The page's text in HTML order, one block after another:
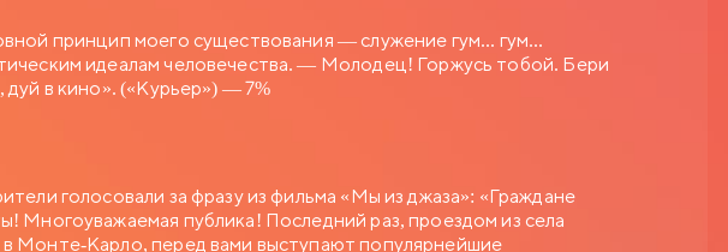
принцип моего существования — служение гум... гум...
идеалам человечества. — Молодец! Горжусь тобой. Бери
дуй в кино». («Курьер») — 7%
голосовали за фразу из фильма «Мы из джаза»: «Граждане
Многоуважаемая публика! Последний раз, проездом из села
Монте-Карло, перед вами выступают популярнейшие